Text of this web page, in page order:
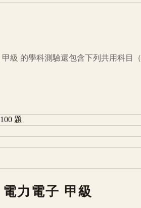
甲級 的學科測驗還包含下列共用科目（
100題
電力電子 甲級